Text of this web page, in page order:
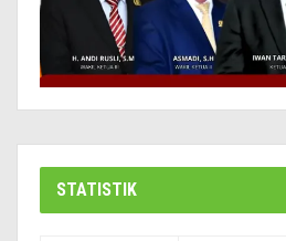
STATISTIK